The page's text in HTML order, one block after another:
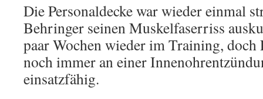
Die Personaldecke war wieder einmal
Behringer seinen Muskelfaserriss
paar Wochen wieder im Training,
noch immer an einer
einsatzfähig.